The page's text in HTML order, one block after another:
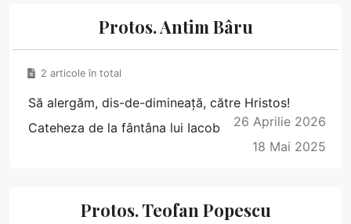
Protos. Antim Bâru
2 articole în total
Să alergăm, dis-de-dimineață, către Hristos!
26 Aprilie 2026
Cateheza de la fântâna lui Iacob
18 Mai 2025
Protos. Teofan Popescu